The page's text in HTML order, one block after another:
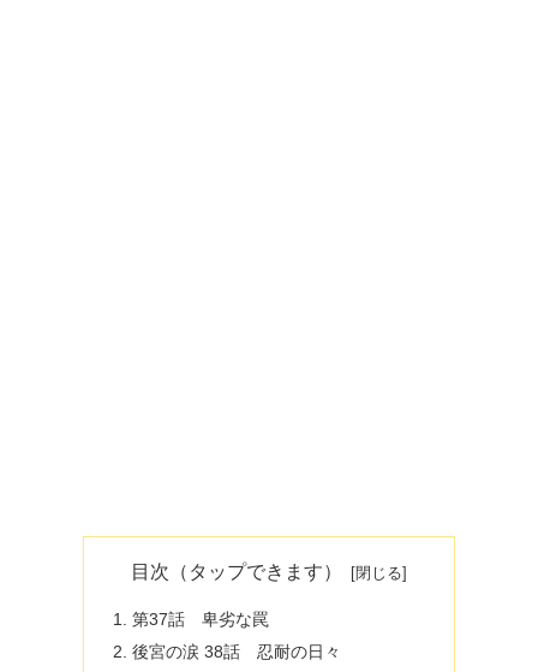
目次（タップできます）
第37話 卑劣な罠
後宮の涙 38話 忍耐の日々